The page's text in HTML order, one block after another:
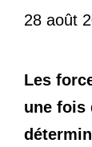
28 août
Les
une fois